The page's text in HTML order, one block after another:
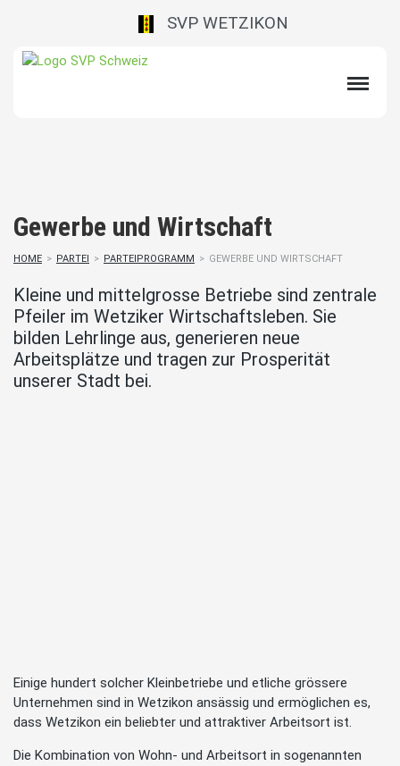
SVP WETZIKON
Gewerbe und Wirtschaft
HOME > PARTEI > PARTEIPROGRAMM > GEWERBE UND WIRTSCHAFT
Kleine und mittelgrosse Betriebe sind zentrale
Pfeiler im Wetziker Wirtschaftsleben. Sie
bilden Lehrlinge aus, generieren neue
Arbeitsplätze und tragen zur Prosperität
unserer Stadt bei.
Einige hundert solcher Kleinbetriebe und etliche grössere
Unternehmen sind in Wetzikon ansässig und ermöglichen es,
dass Wetzikon ein beliebter und attraktiver Arbeitsort ist.
Die Kombination von Wohn- und Arbeitsort in sogenannten